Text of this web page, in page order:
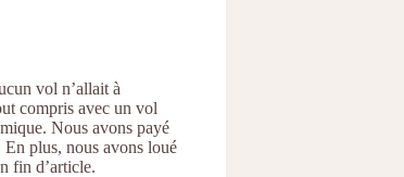
vol n’allait à
compris avec un vol
Nous avons payé
En plus, nous avons loué
fin d’article.